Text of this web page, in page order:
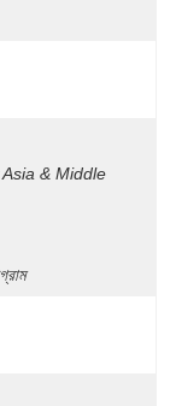
& Middle